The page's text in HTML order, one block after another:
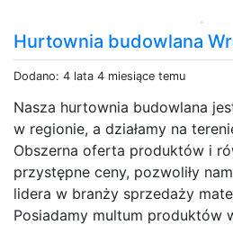
Hurtownia budowlana
Dodano: 4 lata 4 miesiące temu
Nasza hurtownia budowlana
w regionie, a działamy na
Obszerna oferta produktów i
przystępne ceny, pozwoliły
lidera w branży sprzedaży
Posiadamy multum produktów